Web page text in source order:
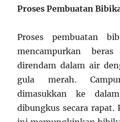
Proses Pembuatan
Proses pembuatan
mencampurkan
direndam dalam air
gula merah.
dimasukkan ke
dibungkus secara rapat.